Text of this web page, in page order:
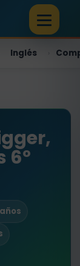
Inglés
6º
años